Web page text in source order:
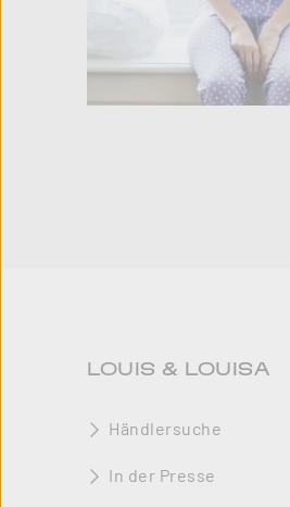
LOUIS & LOUISA
Händlersuche
In der Presse